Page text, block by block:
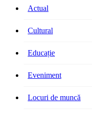
Actual
Cultural
Educație
Eveniment
Locuri de muncă